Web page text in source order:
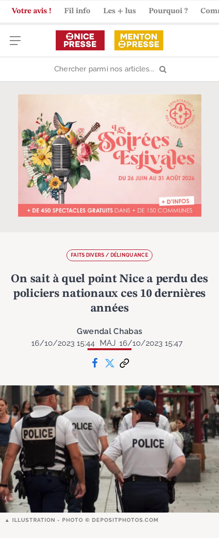
Votre avis ! Fil info Les + lus Pourquoi ?
FAITS DIVERS / DÉLINQUANCE
On sait à quel point Nice a perdu des
policiers nationaux ces 10 dernières
années
Gwendal Chabas
16/10/2023 15:44
MAJ 16/10/2023 15:47
ILLUSTRATION - PHOTO © DEPOSITPHOTOS.COM